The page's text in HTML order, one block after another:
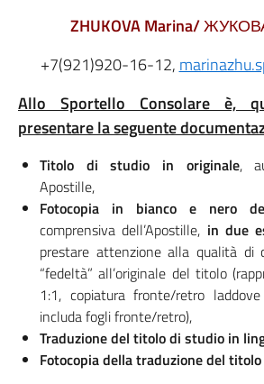
ZHUKOVAMarina/
+7(921)920-16-12,
Allo Sportello Consolare è,
presentare la seguente
Titolo di studio in originale,
Apostille,
Fotocopia in bianco e nero
comprensiva dell’Apostille, in due
prestare attenzione alla qualità di
“fedeltà” all’originale del titolo
1:1, copiatura fronte/retro
includa fogli fronte/retro),
Traduzione del titolo di studio in
Fotocopia della traduzione del